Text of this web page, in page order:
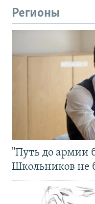
Регионы
"Путь до армии
Школьников не